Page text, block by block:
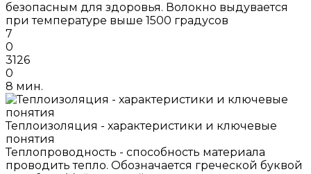
безопасным для здоровья. Волокно выдувается
при температуре выше 1500 градусов
7
0
3126
0
8 мин.
Теплоизоляция - характеристики и ключевые
понятия
Теплопроводность - способность материала
проводить тепло. Обозначается греческой буквой